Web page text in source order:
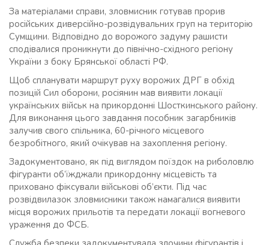
За матеріалами справи, зловмисник готував прорив
російських диверсійно-розвідувальних груп на територію
Сумщини. Відповідно до ворожого задуму рашисти
сподівалися проникнути до північно-східного регіону
України з боку Брянської області РФ.
Щоб спланувати маршрут руху ворожих ДРГ в обхід
позицій Сил оборони, росіянин мав виявити локації
українських військ на прикордонні Шосткинського району.
Для виконання цього завдання пособник загарбників
залучив свого спільника, 60-річного місцевого
безробітного, який очікував на захоплення регіону.
Задокументовано, як під виглядом поїздок на риболовлю
фігуранти об’їжджали прикордонну місцевість та
приховано фіксували військові об’єкти. Під час
розвідвилазок зловмисники також намагалися виявити
місця ворожих прильотів та передати локації вогневого
ураження до ФСБ.